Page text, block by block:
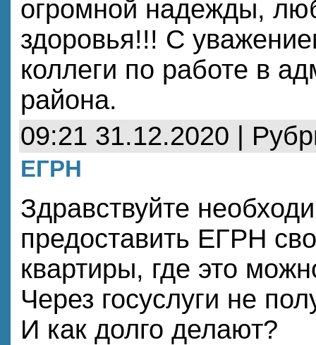
огромной надежды,
здоровья!!! С
коллеги по работе в
района.
09:21 31.12.2020 |
ЕГРН
Здравствуйте
предоставить ЕГРН
квартиры, где это
Через госуслуги не
И как долго делают?